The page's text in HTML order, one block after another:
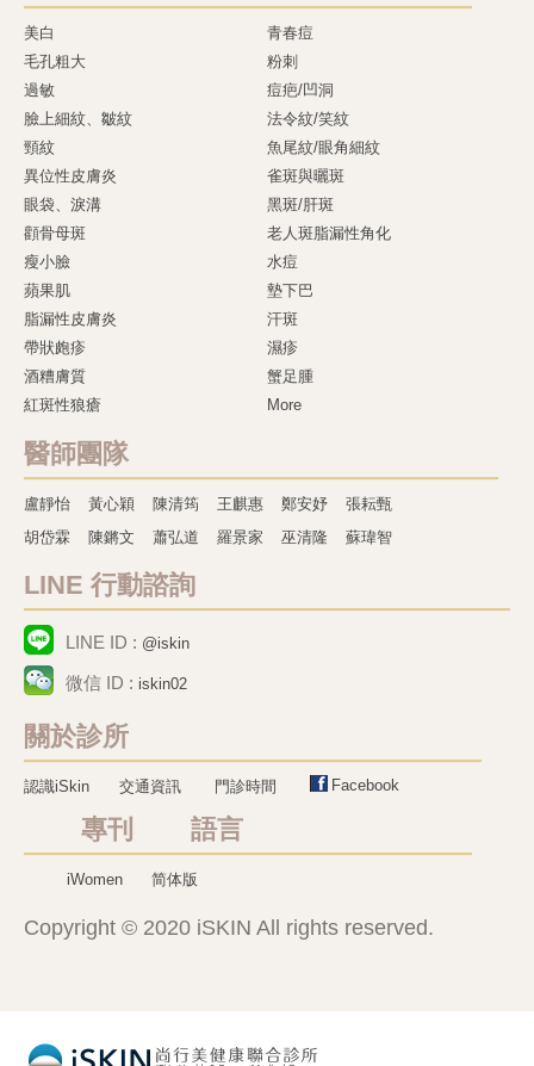
美白
青春痘
毛孔粗大
粉刺
過敏
痘疤/凹洞
臉上細紋、皺紋
法令紋/笑紋
頸紋
魚尾紋/眼角細紋
異位性皮膚炎
雀斑與曬斑
眼袋、淚溝
黑斑/肝斑
顴骨母斑
老人斑脂漏性角化
瘦小臉
水痘
蘋果肌
墊下巴
脂漏性皮膚炎
汗斑
帶狀皰疹
濕疹
酒糟膚質
蟹足腫
紅斑性狼瘡
More
醫師團隊
盧靜怡 黃心穎 陳清筠 王麒惠 鄭安妤
張耘甄
胡岱霖
陳鏘文 蕭弘道 羅景家 巫清隆 蘇瑋智
LINE 行動諮詢
LINE ID : @iskin
微信 ID : iskin02
關於診所
認識iSkin 交通資訊 門診時間 Facebook
專刊 語言
iWomen 简体版
Copyright © 2020 iSKIN All rights reserved.